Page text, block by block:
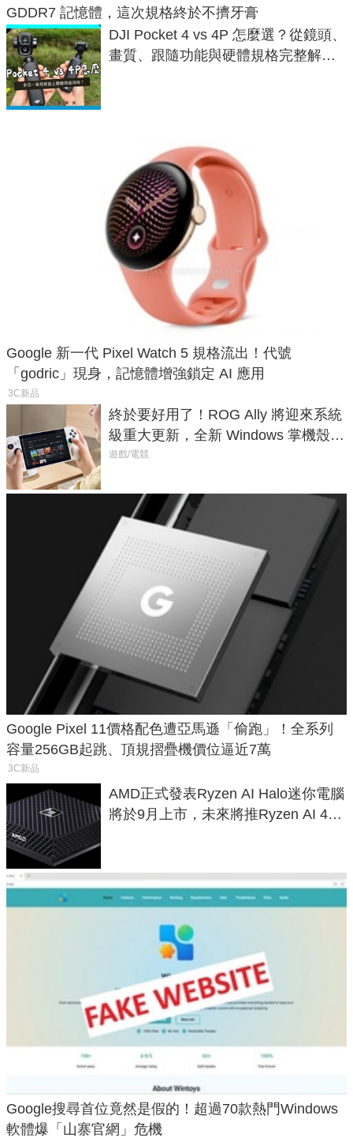
GDDR7 記憶體，這次規格終於不擠牙膏
DJI Pocket 4 vs 4P 怎麼選？從鏡頭、
畫質、跟隨功能與硬體規格完整解
Google 新一代 Pixel Watch 5 規格流出！代號
「godric」現身，記憶體增強鎖定 AI 應用
3C新品
終於要好用了！ROG Ally 將迎來系統
級重大更新，全新 Windows 掌機殼模
式讓操作就像 Xbox 一樣順暢
遊戲/電競
Google Pixel 11價格配色遭亞馬遜「偷跑」！全系列
容量256GB起跳、頂規摺疊機價位逼近7萬
3C新品
AMD正式發表Ryzen AI Halo迷你電腦
將於9月上市，未來將推Ryzen AI 400
Google搜尋首位竟然是假的！超過70款熱門Windows
軟體爆「山寨官網」危機